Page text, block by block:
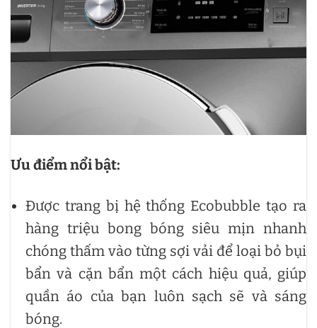
Ưu điểm nổi bật:
Được trang bị hệ thống Ecobubble tạo ra
hàng triệu bong bóng siêu mịn nhanh
chóng thấm vào từng sợi vải để loại bỏ bụi
bẩn và cặn bẩn một cách hiệu quả, giúp
quần áo của bạn luôn sạch sẽ và sáng
bóng.